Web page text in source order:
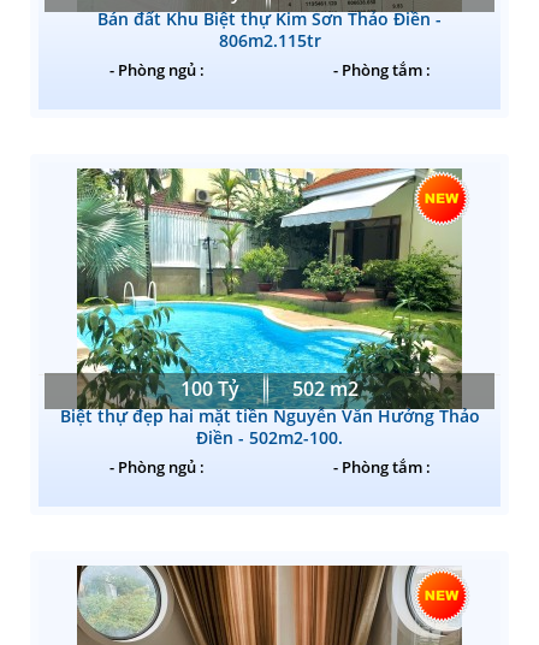
Bán đất Khu Biệt thự Kim Sơn Thảo Điền -
806m2.115tr
- Phòng ngủ : - Phòng tắm :
100 Tỷ 502 m2
Biệt thự đẹp hai mặt tiền Nguyễn Văn Hưởng Thảo
Điền - 502m2-100.
- Phòng ngủ : - Phòng tắm :